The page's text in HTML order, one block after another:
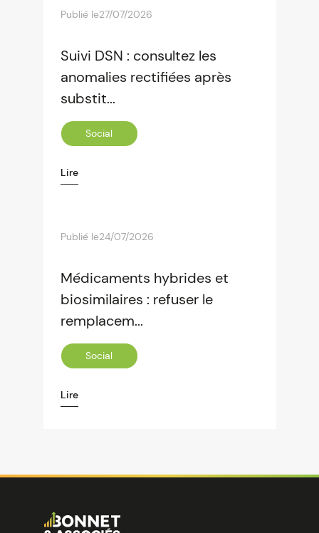
Publié le27/07/2026
Suivi DSN : consultez les
anomalies rectifiées après
substit...
Social
Lire
Publié le24/07/2026
Médicaments hybrides et
biosimilaires : refuser le
remplacem...
Social
Lire
Image